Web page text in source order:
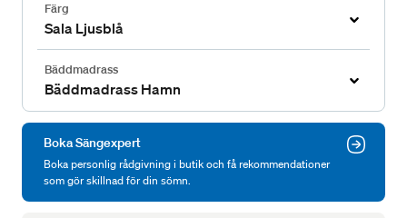
Färg
Sala Ljusblå
Bäddmadrass
Bäddmadrass Hamn
Boka Sängexpert
Boka personlig rådgivning i butik och få rekommendationer
som gör skillnad för din sömn.